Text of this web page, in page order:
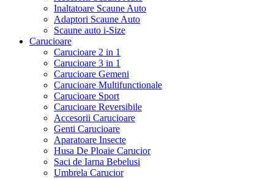
Inaltatoare Scaune Auto
Adaptori Scaune Auto
Scaune auto i-Size
Carucioare
Carucioare 2 in 1
Carucioare 3 in 1
Carucioare Gemeni
Carucioare Multifunctionale
Carucioare Sport
Carucioare Reversibile
Accesorii Carucioare
Genti Carucioare
Aparatoare Insecte
Husa De Ploaie Carucior
Saci de Iarna Bebelusi
Umbrela Carucior